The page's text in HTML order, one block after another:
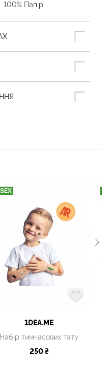
100% Папір
1DEA.ME
Набір тимчасових тату
250 ₴